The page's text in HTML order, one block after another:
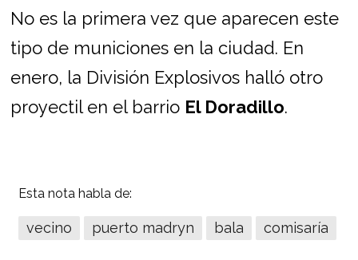
No es la primera vez que aparecen este
tipo de municiones en la ciudad. En
enero, la División Explosivos halló otro
proyectil en el barrio El Doradillo.
Esta nota habla de:
vecino puerto madryn bala comisaría